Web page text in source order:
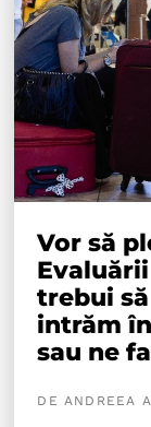
Vor să
trebui
intrăm
sau ne
DE ANDREEA